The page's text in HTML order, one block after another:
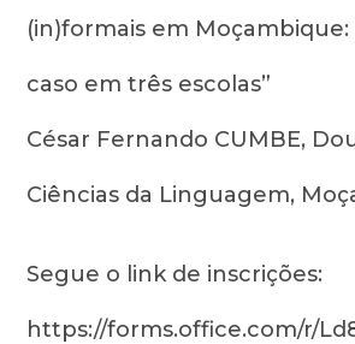
(in)formais em
caso em três escolas”
César Fernando CUMBE,
Ciências da Linguagem,
Segue o link de inscrições:
https://forms.office.com/r/